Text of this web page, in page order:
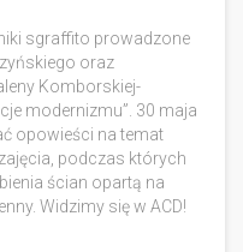
sgraffito prowadzone
oraz
Komborskiej-
modernizmu”. 30 maja
opowieści na temat
podczas których
ścian opartą na
Widzimy się w ACD!